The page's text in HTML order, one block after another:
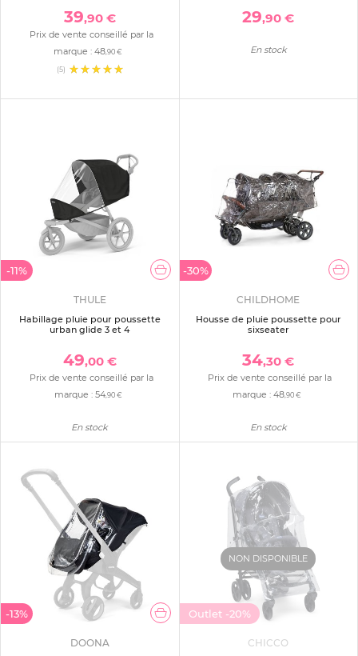
39,90 €
Prix de vente conseillé par la
marque :48 ,90 €
(5)
29,90 €
En stock
-11%
THULE
Habillage pluie pour poussette
urban glide 3 et 4
49,00 €
Prix de vente conseillé par la
marque : 54,90 €
En stock
-30%
CHILDHOME
Housse de pluie poussette pour
sixseater
34,30 €
Prix de vente conseillé par la
marque : 48,90 €
En stock
-13%
DOONA
NON DISPONIBLE
Outlet -20%
CHICCO